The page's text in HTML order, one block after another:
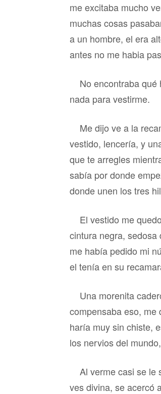
me excitaba mucho
muchas cosas
a un hombre, el era
antes no me habia
No encontraba
nada para vestirme.
Me dijo ve a la
vestido, lencería, y
que te arregles
sabía por donde
donde unen los tres
El vestido me
cintura negra,
me había pedido mi
el tenía en su
Una morenita
compensaba eso, me
haría muy sin chiste,
los nervios del
Al verme casi se le
ves divina, se acercó